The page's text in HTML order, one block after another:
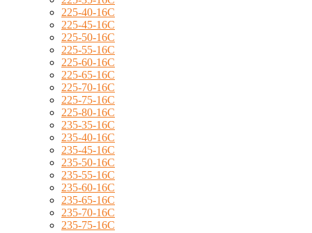
225-40-16C
225-45-16C
225-50-16C
225-55-16C
225-60-16C
225-65-16C
225-70-16C
225-75-16C
225-80-16C
235-35-16C
235-40-16C
235-45-16C
235-50-16C
235-55-16C
235-60-16C
235-65-16C
235-70-16C
235-75-16C